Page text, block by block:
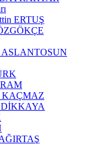
ERTUŞ
ASLANTOSUN
KAÇMAZ
DİKKAYA